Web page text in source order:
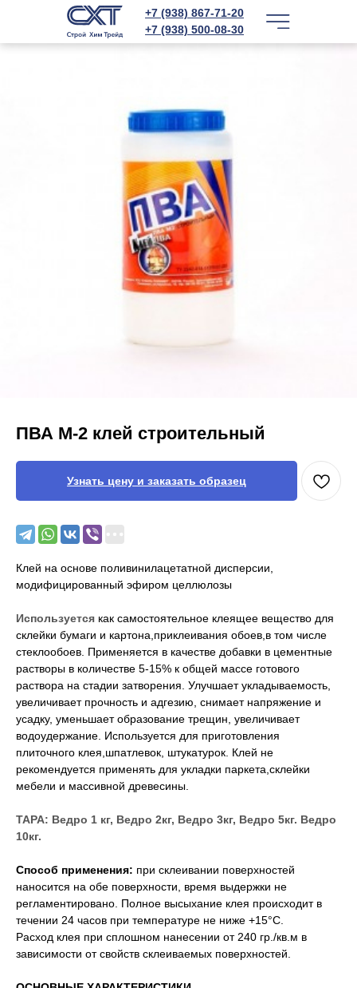
+7 (938) 867-71-20
+7 (938) 500-08-30
ПВА М-2 клей строительный
Узнать цену и заказать образец
Клей на основе поливинилацетатной дисперсии,
модифицированный эфиром целлюлозы
Используется как самостоятельное клеящее вещество для
склейки бумаги и картона,приклеивания обоев,в том числе
стеклообоев. Применяется в качестве добавки в цементные
растворы в количестве 5-15% к общей массе готового
раствора на стадии затворения. Улучшает укладываемость,
увеличивает прочность и адгезию, снимает напряжение и
усадку, уменьшает образование трещин, увеличивает
водоудержание. Используется для приготовления
плиточного клея,шпатлевок, штукатурок. Клей не
рекомендуется применять для укладки паркета,склейки
мебели и массивной древесины.
ТАРА: Ведро 1 кг, Ведро 2кг, Ведро 3кг, Ведро 5кг. Ведро
10кг.
Способ применения: при склеивании поверхностей
наносится на обе поверхности, время выдержки не
регламентировано. Полное высыхание клея происходит в
течении 24 часов при температуре не ниже +15°С.
Расход клея при сплошном нанесении от 240 гр./кв.м в
зависимости от свойств склеиваемых поверхностей.